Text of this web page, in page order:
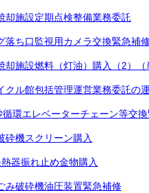
却施設定期点検整備業務委託
落ち口監視用カメラ交換緊急補
却施設燃料（灯油）購入（2）（
クル館包括管理運営業務委託の
循環エレベーターチェーン等交
砕機スクリーン購入
器振れ止め金物購入
み破砕機油圧装置緊急補修